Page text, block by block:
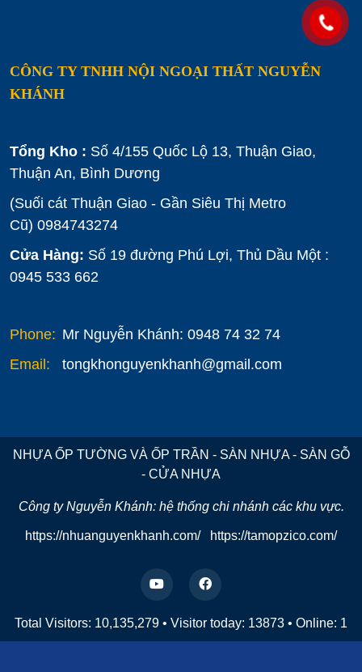
CÔNG TY TNHH NỘI NGOẠI THẤT NGUYỄN
KHÁNH
Tổng Kho : Số 4/155 Quốc Lộ 13, Thuận Giao,
Thuận An, Bình Dương
(Suối cát Thuận Giao - Gần Siêu Thị Metro
Cũ) 0984743274
Cửa Hàng: Số 19 đường Phú Lợi, Thủ Dầu Một :
0945 533 662
Phone: Mr Nguyễn Khánh: 0948 74 32 74
Email:
tongkhonguyenkhanh@gmail.com
NHỰA ỐP TƯỜNG VÀ ỐP TRẦN - SÀN NHỰA - SÀN GỖ
- CỬA NHỰA
Công ty Nguyễn Khánh: hệ thống chi nhánh các khu vực.
https://nhuanguyenkhanh.com/ https://tamopzico.com/
Total Visitors: 10,135,279 • Visitor today: 13873 • Online: 1